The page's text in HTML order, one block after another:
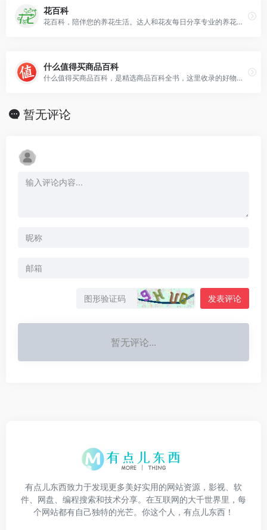
花百科
花百科，陪伴您的养花生活。达人和花友每日分享专业的养花知识、技巧和图片。让您30天成为养花达人！
什么值得买商品百科
什么值得买商品百科，是精选商品百科全书，这里收录的好物是经过用户推荐、专家审核，经过什么值得买海量达人用户检验过的好产品，是值得信赖的优质产品库。
暂无评论
发表评论
暂无评论...
有点儿东西致力于发现更多美好实用的网站资源，影视、软
件、网盘、编程搜索和技术分享。在互联网的大千世界里，每
个网站都有自己独特的光芒。你这个人，有点儿东西！